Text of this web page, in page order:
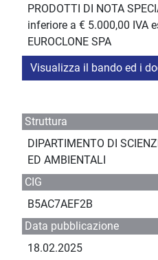
PRODOTTI DI NOTA
inferiore a € 5.000,00 IVA
EUROCLONE SPA
Visualizza il bando ed i
Struttura
DIPARTIMENTO DI
ED AMBIENTALI
CIG
B5AC7AEF2B
Data pubblicazione
18.02.2025